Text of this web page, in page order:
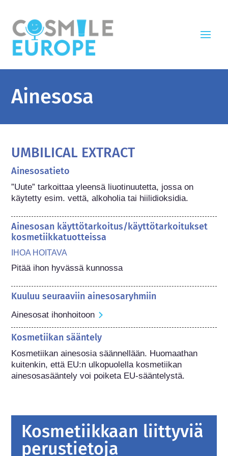
Ainesosa
UMBILICAL EXTRACT
Ainesosatieto
”Uute” tarkoittaa yleensä liuotinuutetta, jossa on
käytetty esim. vettä, alkoholia tai hiilidioksidia.
Ainesosan käyttötarkoitus/käyttötarkoitukset
kosmetiikkatuotteissa
IHOA HOITAVA
Pitää ihon hyvässä kunnossa
Kuuluu seuraaviin ainesosaryhmiin
Ainesosat ihonhoitoon
Kosmetiikan sääntely
Kosmetiikan ainesosia säännellään. Huomaathan
kuitenkin, että EU:n ulkopuolella kosmetiikan
ainesosasääntely voi poiketa EU-sääntelystä.
Kosmetiikkaan liittyviä
perustietoja